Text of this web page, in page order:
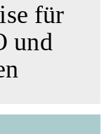
für
und